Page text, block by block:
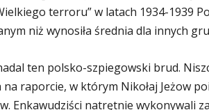
terroru” w latach 1934-1939
niż wynosiła średnia dla innych
ten polsko-szpiegowski brud.
na raporcie, w którym Nikołaj Jeżow
Enkawudziści natrętnie wykonywali